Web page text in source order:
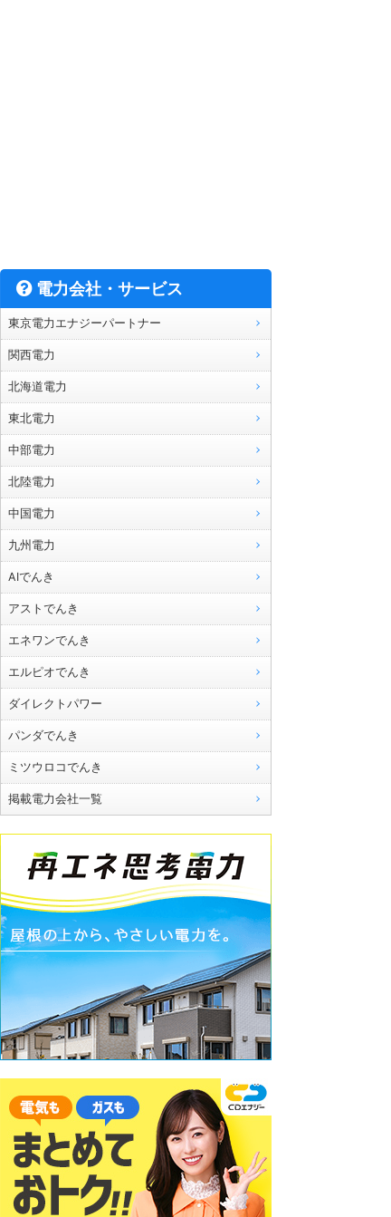
電力会社・サービス
東京電力エナジーパートナー
関西電力
北海道電力
東北電力
中部電力
北陸電力
中国電力
九州電力
AIでんき
アストでんき
エネワンでんき
エルピオでんき
ダイレクトパワー
パンダでんき
ミツウロコでんき
掲載電力会社一覧